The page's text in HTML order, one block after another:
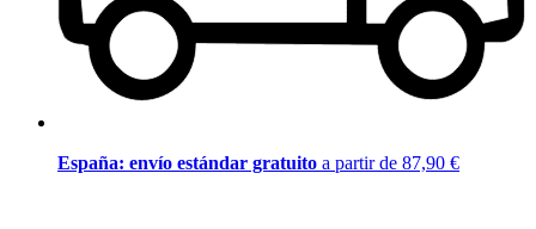
España: envío estándar gratuito a partir de 87,90 €